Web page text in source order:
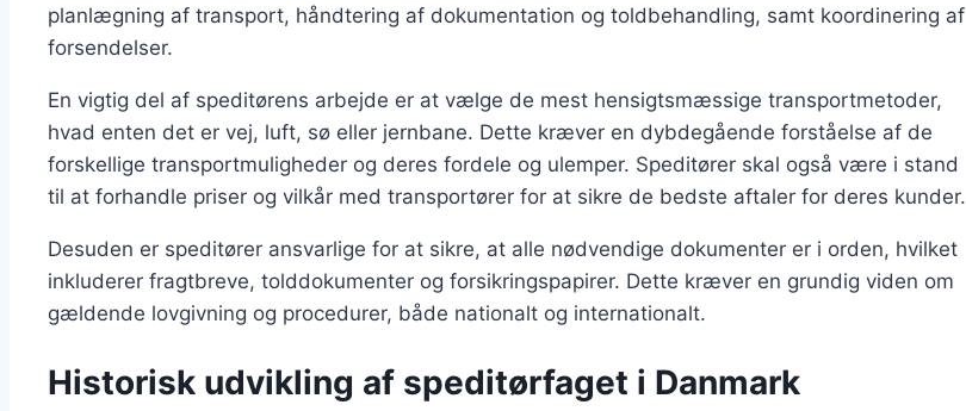
planlægning af transport, håndtering af dokumentation og toldbehandling, samt koordinering af
forsendelser.
En vigtig del af speditørens arbejde er at vælge de mest hensigtsmæssige transportmetoder,
hvad enten det er vej, luft, sø eller jernbane. Dette kræver en dybdegående forståelse af de
forskellige transportmuligheder og deres fordele og ulemper. Speditører skal også være i stand
til at forhandle priser og vilkår med transportører for at sikre de bedste aftaler for deres kunder.
Desuden er speditører ansvarlige for at sikre, at alle nødvendige dokumenter er i orden, hvilket
inkluderer fragtbreve, tolddokumenter og forsikringspapirer. Dette kræver en grundig viden om
gældende lovgivning og procedurer, både nationalt og internationalt.
Historisk udvikling af speditørfaget i Danmark